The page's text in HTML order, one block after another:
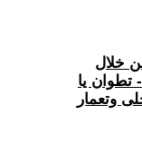
خلال
- تطوان يا
وتعمار